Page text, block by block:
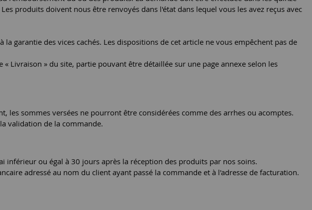
produits doivent nous être renvoyés dans l'état dans lequel vous les avez reçus avec
garantie des vices cachés. Les dispositions de cet article ne vous empêchent pas de
Livraison » du site, partie pouvant être détaillée sur une page annexe selon les
sommes versées ne pourront être considérées comme des arrhes ou acomptes.
validation de la commande.
inférieur ou égal à 30 jours après la réception des produits par nos soins.
adressé au nom du client ayant passé la commande et à l'adresse de facturation.